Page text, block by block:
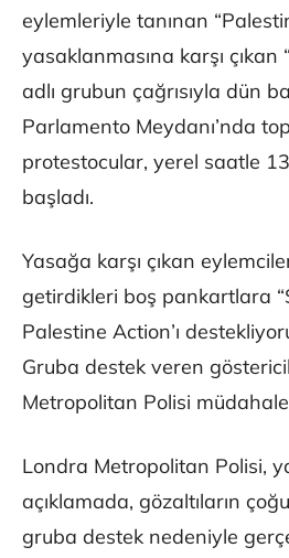
eylemleriyle tanınan
yasaklanmasına karşı çıkan
adlı grubun çağrısıyla dün
Parlamento Meydanı’nda
protestocular, yerel saatle
başladı.
Yasağa karşı çıkan
getirdikleri boş pankartlara
Palestine Action’ı
Gruba destek veren
Metropolitan Polisi
Londra Metropolitan Polisi,
açıklamada, gözaltıların
gruba destek nedeniyle